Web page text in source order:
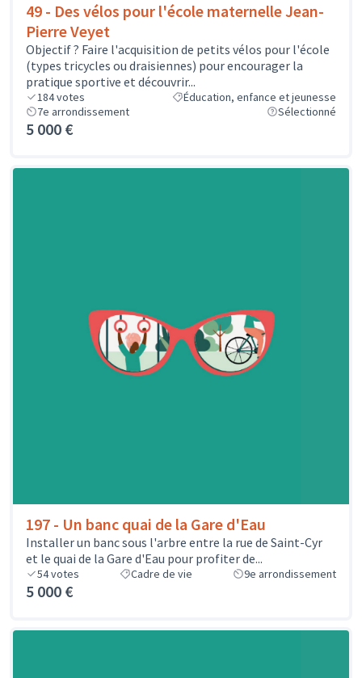
49 - Des vélos pour l'école maternelle Jean-
Pierre Veyet
Objectif ? Faire l'acquisition de petits vélos pour l'école
(types tricycles ou draisiennes) pour encourager la
pratique sportive et découvrir...
184votes
Éducation, enfance et jeunesse
7e arrondissement
Sélectionné
5 000 €
197 - Un banc quai de la Gare d'Eau
Installer un banc sous l'arbre entre la rue de Saint-Cyr
et le quai de la Gare d'Eau pour profiter de...
54votes Cadre de vie 9e arrondissement
5 000 €